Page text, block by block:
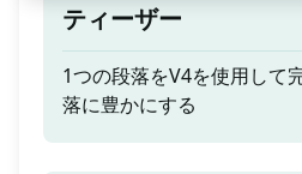
ティーザー
1つの段落をV4を使用して
落に豊かにする